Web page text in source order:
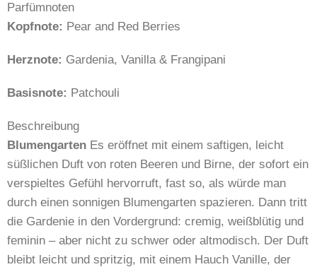
Parfümnoten
Kopfnote: Pear and Red Berries
Herznote: Gardenia, Vanilla & Frangipani
Basisnote: Patchouli
Beschreibung
Blumengarten Es eröffnet mit einem saftigen, leicht
süßlichen Duft von roten Beeren und Birne, der sofort ein
verspieltes Gefühl hervorruft, fast so, als würde man
durch einen sonnigen Blumengarten spazieren. Dann tritt
die Gardenie in den Vordergrund: cremig, weißblütig und
feminin – aber nicht zu schwer oder altmodisch. Der Duft
bleibt leicht und spritzig, mit einem Hauch Vanille, der